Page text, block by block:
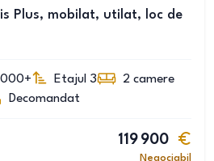
Plus, mobilat, utilat, loc de
Etajul 3 2 camere
Decomandat
119 900
Negociabil